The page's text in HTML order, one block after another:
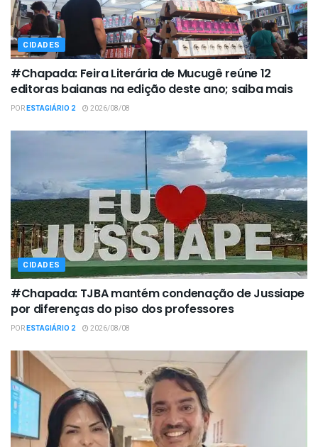
CIDADES
#Chapada: Feira Literária de Mucugê reúne 12
editoras baianas na edição deste ano; saiba mais
PORESTAGIÁRIO 2 2026/08/08
CIDADES
#Chapada: TJBA mantém condenação de Jussiape
por diferenças do piso dos professores
PORESTAGIÁRIO 2 2026/08/08